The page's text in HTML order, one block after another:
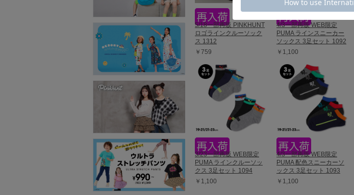
5/18一部再販 PINKHUNT
ロゴラインクルーソック
ス 1312
￥759
4/3一部再販 WEB限定
PUMA ラインスニーカー
ソックス 3足セット 1092
￥1,100
3/23一部再販 WEB限定
PUMA ラインクルーソッ
クス 3足セット 1094
￥1,100
4/3一部再販 WEB限定
PUMA 配色スニーカーソ
ックス 3足セット 1093
￥1,100